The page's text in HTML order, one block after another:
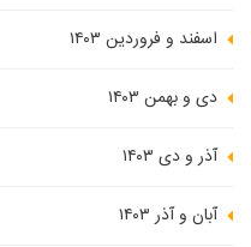
اسفند و فروردین ۱۴۰۳
دی و بهمن ۱۴۰۳
آذر و دی ۱۴۰۳
آبان و آذر ۱۴۰۳